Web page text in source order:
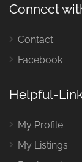
Connect
Contact
Facebook
Helpful-
My Profile
My Listings